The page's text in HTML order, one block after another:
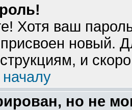
Хотя ваш
новый.
и
но не